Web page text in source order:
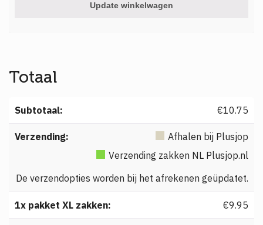
Update winkelwagen
Totaal
€10.75
Afhalen bij Plusjop
Verzending zakken NL Plusjop.nl
De verzendopties worden bij het afrekenen geüpdatet.
€9.95